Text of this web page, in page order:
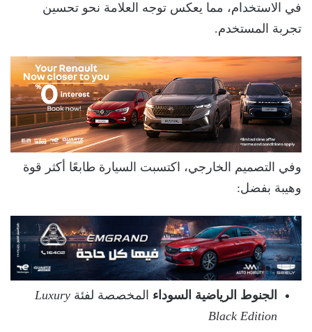
في الاستخدام، مما يعكس توجه العلامة نحو تحسين
تجربة المستخدم.
وفي التصميم الخارجي، اكتسبت السيارة طابعًا أكثر قوة
وهيبة بفضل:
الجنوط الرياضية السوداء المخصصة لفئة Luxury
Black Edition